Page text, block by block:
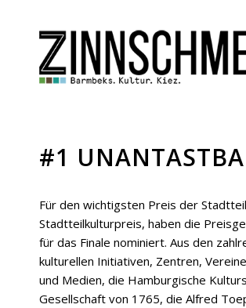
#1
Für den wichtigsten Preis der
Stadtteilkulturpreis, haben die
für das Finale nominiert. Aus den
kulturellen Initiativen, Zentren,
und Medien, die Hamburgische
Gesellschaft von 1765, die Alfred